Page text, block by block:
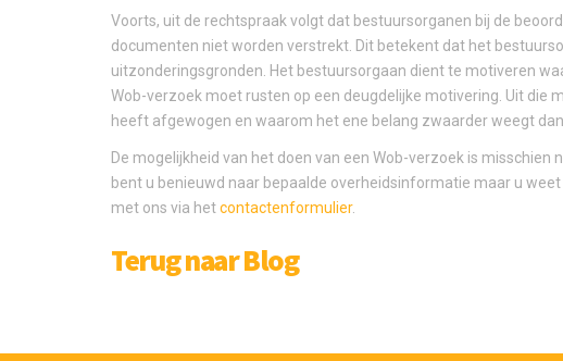
Voorts, uit de rechtspraak volgt dat bestuursorganen bij de
documenten niet worden verstrekt. Dit betekent dat het
uitzonderingsgronden. Het bestuursorgaan dient te motiveren
Wob-verzoek moet rusten op een deugdelijke motivering. Uit die
heeft afgewogen en waarom het ene belang zwaarder weegt
De mogelijkheid van het doen van een Wob-verzoek is
bent u benieuwd naar bepaalde overheidsinformatie maar u
met ons via hetcontactenformulier.
Terug naar Blog